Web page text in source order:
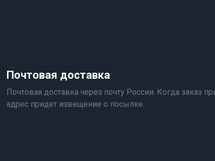
Почтовая доставка
Почтовая доставка через почту России. Когда заказ
адрес придет извещение о посылке.